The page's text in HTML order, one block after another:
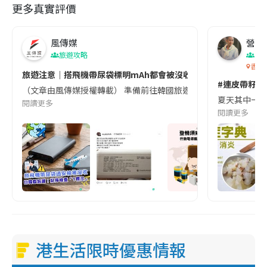
更多真實評價
風傳媒
旅遊攻略
旅遊注意｜搭飛機帶尿袋標明mAh都會被沒收😱出發前切記檢查
（文章由風傳媒授權轉載） 準備前往韓國旅遊的民眾，近期要
閱讀更多
營養
香港
#連皮帶籽
夏天其中一
閱讀更多
港生活限時優惠情報